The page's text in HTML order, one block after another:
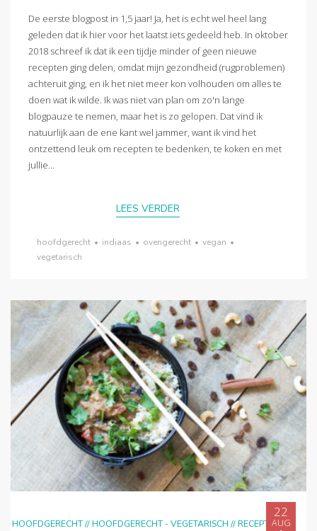
De eerste blogpost in 1,5 jaar! Ja, het is echt wel heel lang
geleden dat ik hier voor het laatst iets gedeeld heb. In oktober
2018 schreef ik dat ik een tijdje minder of geen nieuwe
recepten ging delen, omdat mijn gezondheid (rugproblemen)
achteruit ging, en ik het niet meer kon volhouden om alles te
doen wat ik wilde. Ik was niet van plan om zo'n lange
blogpauze te nemen, maar het is zo gelopen. Dat vind ik
natuurlijk aan de ene kant wel jammer, want ik vind het
ontzettend leuk om recepten te bedenken, te koken en met
jullie...
LEES VERDER
hoofdgerecht • indiaas • ovengerecht • vegan •
vegetarisch
HOOFDGERECHT//HOOFDGERECHT - VEGETARISCH //RECEPTEN
22
AUG